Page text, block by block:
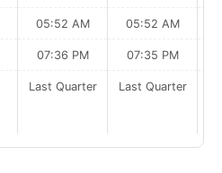
05:52 AM
07:36 PM
Last Quarter
05:52 AM
07:35 PM
Last Quarter